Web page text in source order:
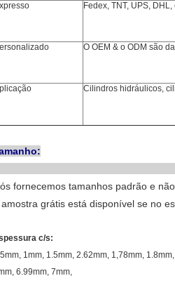
Fedex, TNT, UPS, DHL,
O OEM & o ODM são
Cilindros hidráulicos,
fornecemos tamanhos padrão e
amostra grátis está disponível se no
c/s:
1mm, 1.5mm, 2.62mm, 1,78mm,
6.99mm, 7mm,